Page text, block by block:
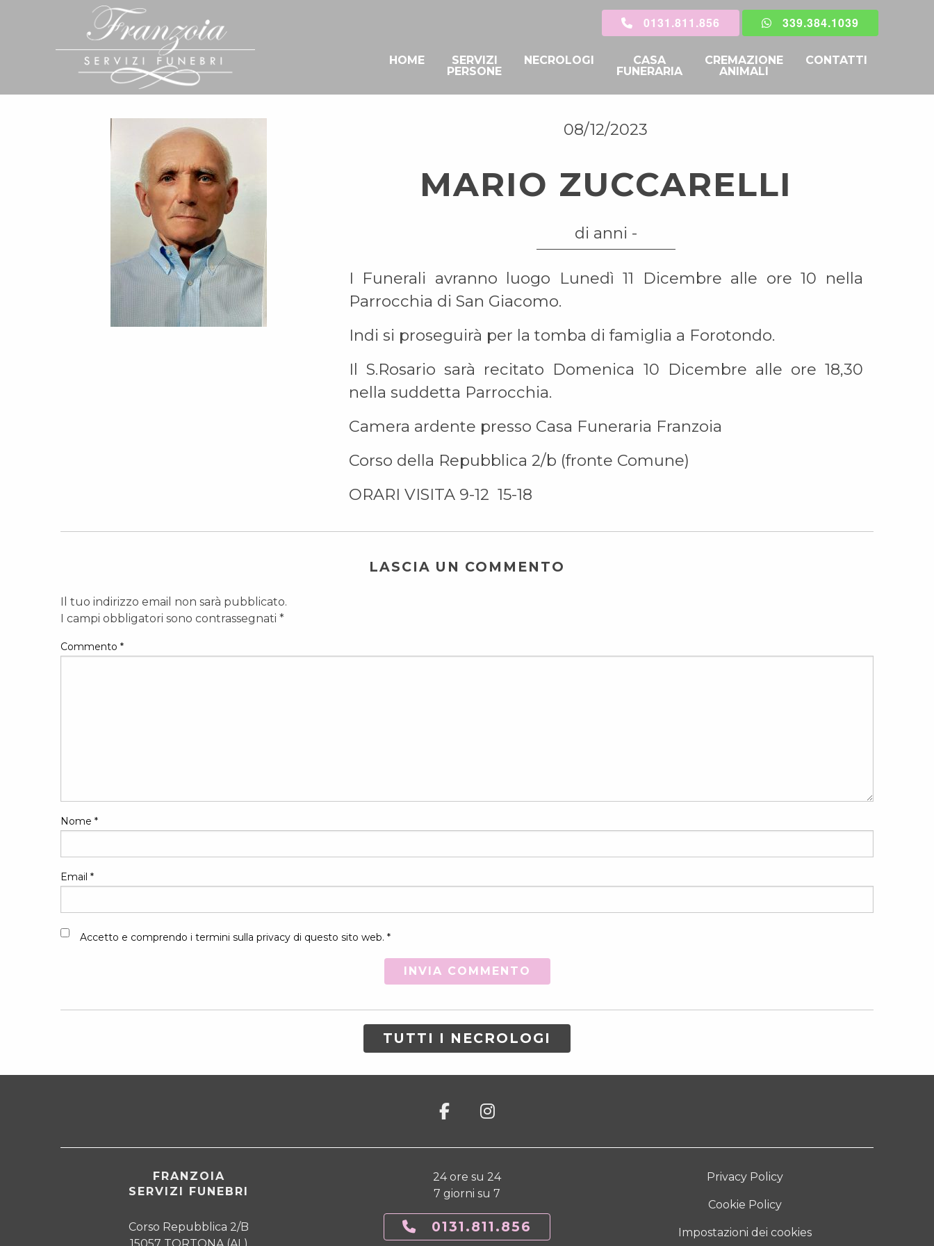
0131.811.856 339.384.1039
HOME
SERVIZI
PERSONE
NECROLOGI
CASA
FUNERARIA
CREMAZIONE
ANIMALI
CONTATTI
08/12/2023
MARIO ZUCCARELLI
di anni -
I Funerali avranno luogo Lunedì 11 Dicembre alle ore 10 nella
Parrocchia di San Giacomo.
Indi si proseguirà per la tomba di famiglia a Forotondo.
Il S.Rosario sarà recitato Domenica 10 Dicembre alle ore 18,30
nella suddetta Parrocchia.
Camera ardente presso Casa Funeraria Franzoia
Corso della Repubblica 2/b (fronte Comune)
ORARI VISITA 9-12 15-18
LASCIA UN COMMENTO
Il tuo indirizzo email non sarà pubblicato.
I campi obbligatori sono contrassegnati *
Commento *
Nome *
Email *
Accetto e comprendo i termini sulla privacy di questo sito web. *
TUTTI I NECROLOGI
FRANZOIA
SERVIZI FUNEBRI
Corso Repubblica 2/B
24 ore su 24
7 giorni su 7
0131.811.856
Privacy Policy
Cookie Policy
Impostazioni dei cookies